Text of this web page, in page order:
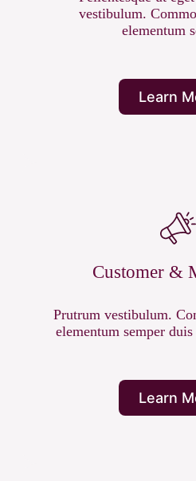
vestibulum.
elementum
Learn
Customer &
Prutrum vestibulum.
elementum semper
Learn